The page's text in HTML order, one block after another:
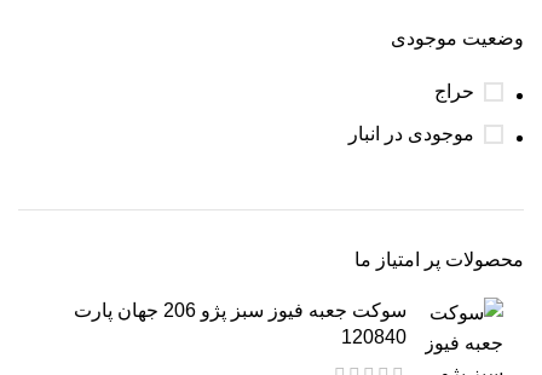
وضعیت موجودی
حراج
موجودی در انبار
محصولات پر امتیاز ما
سوکت جعبه فیوز سبز پژو 206 جهان پارت
120840